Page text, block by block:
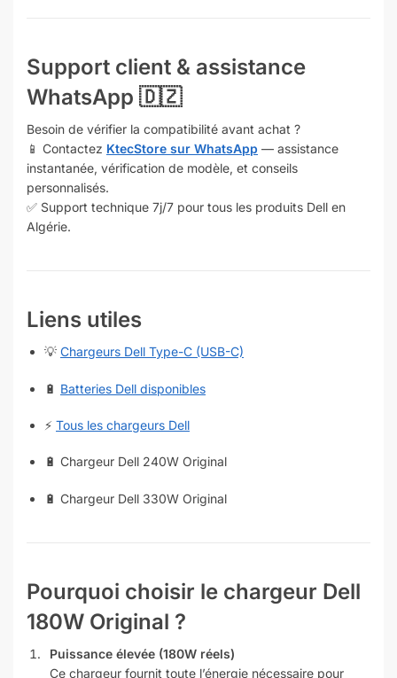
Support client & assistance
WhatsApp 🇩🇿
Besoin de vérifier la compatibilité avant achat ?
📱 Contactez KtecStore sur WhatsApp — assistance
instantanée, vérification de modèle, et conseils
personnalisés.
✅ Support technique 7j/7 pour tous les produits Dell en
Algérie.
Liens utiles
💡 Chargeurs Dell Type-C (USB-C)
🔋 Batteries Dell disponibles
⚡ Tous les chargeurs Dell
🔋 Chargeur Dell 240W Original
🔋 Chargeur Dell 330W Original
Pourquoi choisir le chargeur Dell
180W Original ?
Puissance élevée (180W réels)
Ce chargeur fournit toute l’énergie nécessaire pour